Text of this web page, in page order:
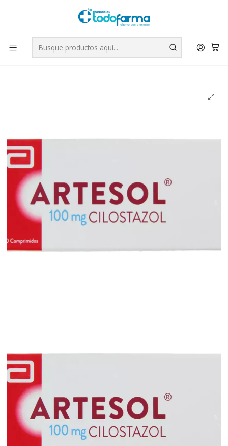
Tus compras tienen envío GRATIS por Rappi - Atención exclusiva
para Chile | WhatsApp +56
Leer más
Inicio Medicamentos
Artesol Cilostazol 100 mg 30 Comprimidos.